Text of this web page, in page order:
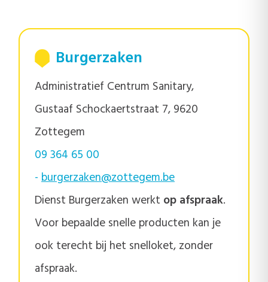
Burgerzaken
Administratief Centrum Sanitary,
Gustaaf Schockaertstraat 7, 9620
Zottegem
09 364 65 00
- burgerzaken@zottegem.be
Dienst Burgerzaken werkt op afspraak.
Voor bepaalde snelle producten kan je
ook terecht bij het snelloket, zonder
afspraak.